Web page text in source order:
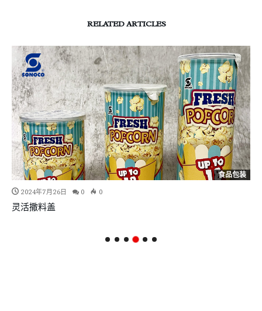
RELATED ARTICLES
食品包装 PRA
2024年7月26日
Tribe Hummus外带包装